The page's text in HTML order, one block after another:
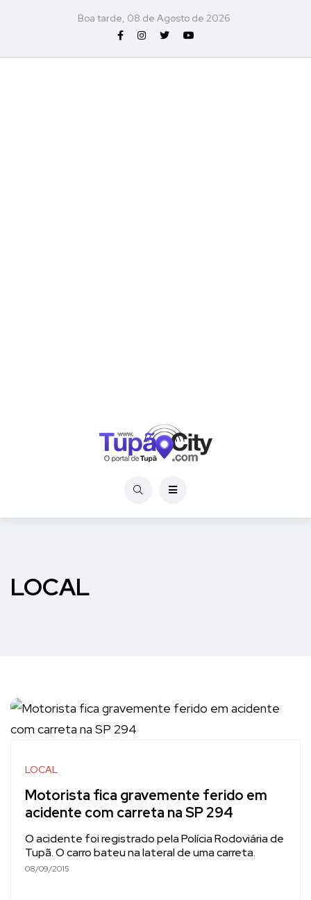
Boa tarde, 08 de Agosto de 2026
LOCAL
LOCAL
Motorista fica gravemente ferido em
acidente com carreta na SP 294
O acidente foi registrado pela Polícia Rodoviária de
Tupã. O carro bateu na lateral de uma carreta.
08/09/2015